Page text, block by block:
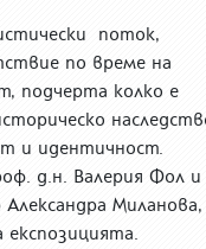
поток,
по време на
подчерта колко е
и идентичност.
д.н. Валерия Фол и
Миланова,